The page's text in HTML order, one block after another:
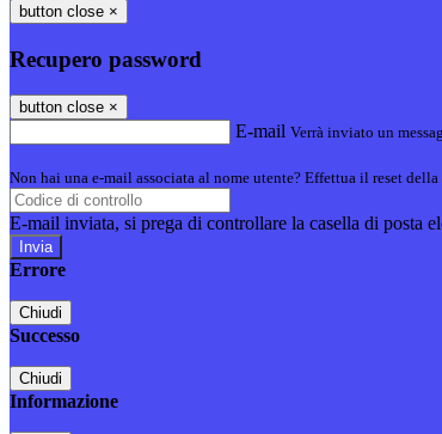
button close ×
Recupero password
button close ×
E-mail Verrà inviato un
Non hai una e-mail associata al nome utente? Effettua il reset
E-mail inviata, si prega di controllare la casella di posta
Errore
Chiudi
Successo
Chiudi
Informazione